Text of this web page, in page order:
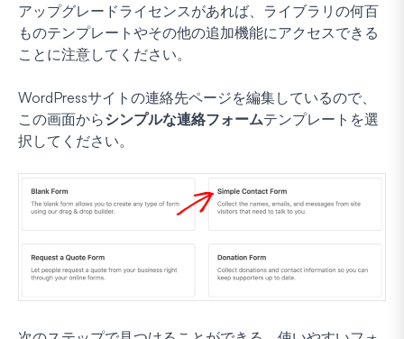
アップグレードライセンスがあれば、ライブラリの何百
ものテンプレートやその他の追加機能にアクセスできる
ことに注意してください。
WordPressサイトの連絡先ページを編集しているので、
この画面からシンプルな連絡フォームテンプレートを選
択してください。